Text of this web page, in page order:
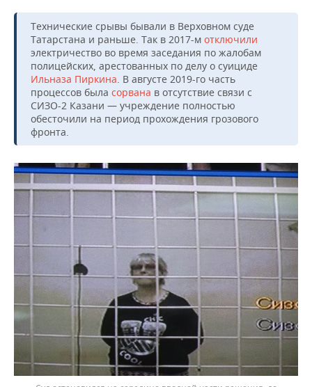
Технические срывы бывали в Верховном суде
Татарстана и раньше. Так в 2017-м отключили
электричество во время заседания по жалобам
полицейских, арестованных по делу о суициде
Ильназа Пиркина. В августе 2019-го часть
процессов была сорвана в отсутствие связи с
СИЗО-2 Казани — учреждение полностью
обесточили на период прохождения грозового
фронта.